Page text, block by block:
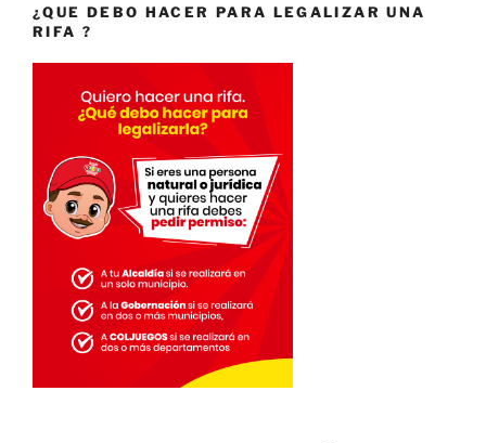
¿QUE DEBO HACER PARA LEGALIZAR UNA
RIFA ?